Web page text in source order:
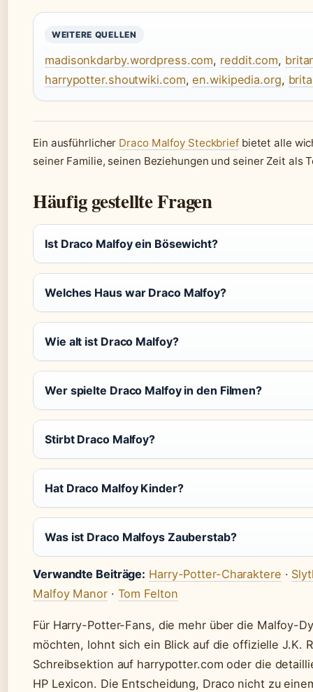
WEITERE QUELLEN
madisonkdarby.wordpress.com, reddit.com,
harrypotter.shoutwiki.com,en.wikipedia.org,
Ein ausführlicher Draco Malfoy Steckbriefbietet alle
seiner Familie, seinen Beziehungen und seiner Zeit als
Häufig gestellte Fragen
Ist Draco Malfoy ein Bösewicht?
Welches Haus war Draco Malfoy?
Wie alt ist Draco Malfoy?
Wer spielte Draco Malfoy in den Filmen?
Stirbt Draco Malfoy?
Hat Draco Malfoy Kinder?
Was ist Draco Malfoys Zauberstab?
Verwandte Beiträge: Harry-Potter-Charaktere ·
Malfoy Manor· Tom Felton
Für Harry-Potter-Fans, die mehr über die Malfoy-
möchten, lohnt sich ein Blick auf die offizielle J.K.
Schreibsektion auf harrypotter.com oder die
HP Lexicon. Die Entscheidung, Draco nicht zu